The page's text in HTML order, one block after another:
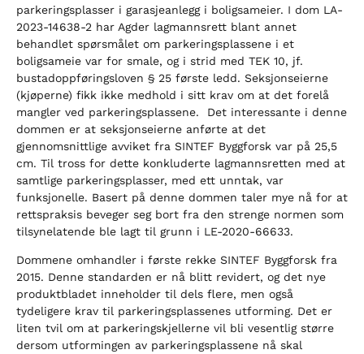
parkeringsplasser i garasjeanlegg i boligsameier. I dom LA-
2023-14638-2 har Agder lagmannsrett blant annet
behandlet spørsmålet om parkeringsplassene i et
boligsameie var for smale, og i strid med TEK 10, jf.
bustadoppføringsloven § 25 første ledd. Seksjonseierne
(kjøperne) fikk ikke medhold i sitt krav om at det forelå
mangler ved parkeringsplassene. Det interessante i denne
dommen er at seksjonseierne anførte at det
gjennomsnittlige avviket fra SINTEF Byggforsk var på 25,5
cm. Til tross for dette konkluderte lagmannsretten med at
samtlige parkeringsplasser, med ett unntak, var
funksjonelle. Basert på denne dommen taler mye nå for at
rettspraksis beveger seg bort fra den strenge normen som
tilsynelatende ble lagt til grunn i LE-2020-66633.
Dommene omhandler i første rekke SINTEF Byggforsk fra
2015. Denne standarden er nå blitt revidert, og det nye
produktbladet inneholder til dels flere, men også
tydeligere krav til parkeringsplassenes utforming. Det er
liten tvil om at parkeringskjellerne vil bli vesentlig større
dersom utformingen av parkeringsplassene nå skal